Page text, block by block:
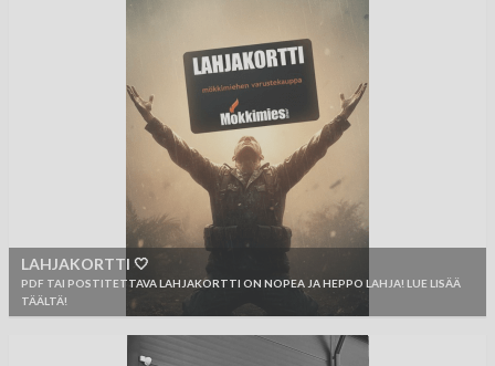
LAHJAKORTTI 🤍
PDF TAI POSTITETTAVA LAHJAKORTTI ON NOPEA JA HEPPO LAHJA! LUE LISÄÄ
TÄÄLTÄ!